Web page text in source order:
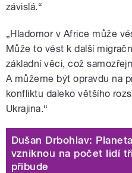
závislá.“
„Hladomor v Africe může
Může to vést k další
základní věci, což
A můžeme být opravdu na
konfliktu daleko většího
Ukrajina.“
Dušan Drbohlav:
vzniknou na počet lidí
přibude